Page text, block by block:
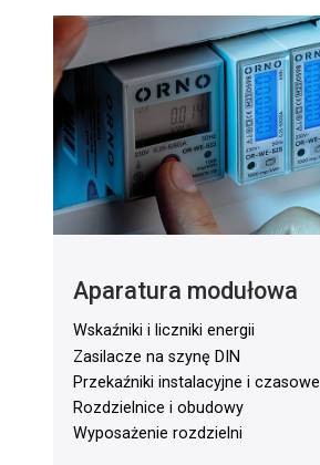
Aparatura modułowa
Wskaźniki i liczniki energii
Zasilacze na szynę DIN
Przekaźniki instalacyjne i czasowe
Rozdzielnice i obudowy
Wyposażenie rozdzielni